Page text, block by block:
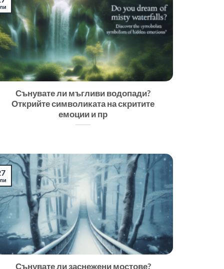
Сънувате ли мъгливи водопади?
Открийте символиката на скритите
емоции и пр
Сънувате ли заснежени мостове?